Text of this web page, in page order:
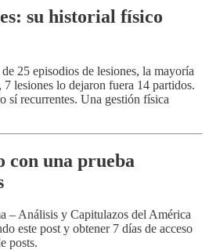
su historial físico
25 episodios de lesiones, la mayoría
lesiones lo dejaron fuera 14 partidos.
sí recurrentes. Una gestión física
con una prueba
– Análisis y Capitulazos del América
este post y obtener 7 días de acceso
posts.